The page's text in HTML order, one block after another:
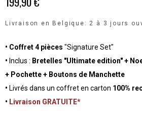
Livraison en Belgique: 2 à 3 jours
• Coffret 4 pièces "Signature Set"
• Inclus : Bretelles "Ultimate edition" +
+ Pochette + Boutons de Manchette
• Livrés dans un coffret en carton 100%
• Livraison GRATUITE*